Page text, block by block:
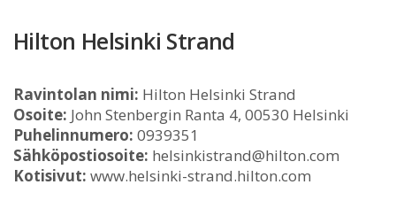
Hilton Helsinki Strand
Ravintolan nimi: Hilton Helsinki Strand
Osoite: John Stenbergin Ranta 4, 00530 Helsinki
Puhelinnumero: 0939351
Sähköpostiosoite: helsinkistrand@hilton.com
Kotisivut: www.helsinki-strand.hilton.com